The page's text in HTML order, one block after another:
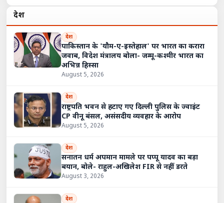
देश
देश
पाकिस्तान के 'यौम-ए-इस्तेहाल' पर भारत का करारा
जवाब, विदेश मंत्रालय बोला- जम्मू-कश्मीर भारत का
अभिन्न हिस्सा
August 5, 2026
देश
राष्ट्रपति भवन से हटाए गए दिल्ली पुलिस के ज्वाइंट
CP वीनू बंसल, असंसदीय व्यवहार के आरोप
August 5, 2026
देश
सनातन धर्म अपमान मामले पर पप्पू यादव का बड़ा
बयान, बोले- राहुल-अखिलेश FIR से नहीं डरते
August 3, 2026
देश